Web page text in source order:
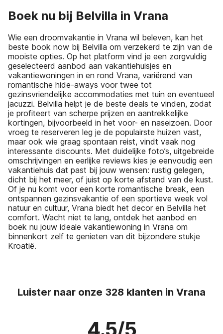
Boek nu bij Belvilla in Vrana
Wie een droomvakantie in Vrana wil beleven, kan het
beste book now bij Belvilla om verzekerd te zijn van de
mooiste opties. Op het platform vind je een zorgvuldig
geselecteerd aanbod aan vakantiehuisjes en
vakantiewoningen in en rond Vrana, variërend van
romantische hide-aways voor twee tot
gezinsvriendelijke accommodaties met tuin en eventueel
jacuzzi. Belvilla helpt je de beste deals te vinden, zodat
je profiteert van scherpe prijzen en aantrekkelijke
kortingen, bijvoorbeeld in het voor- en naseizoen. Door
vroeg te reserveren leg je de populairste huizen vast,
maar ook wie graag spontaan reist, vindt vaak nog
interessante discounts. Met duidelijke foto’s, uitgebreide
omschrijvingen en eerlijke reviews kies je eenvoudig een
vakantiehuis dat past bij jouw wensen: rustig gelegen,
dicht bij het meer, of juist op korte afstand van de kust.
Of je nu komt voor een korte romantische break, een
ontspannen gezinsvakantie of een sportieve week vol
natuur en cultuur, Vrana biedt het decor en Belvilla het
comfort. Wacht niet te lang, ontdek het aanbod en
boek nu jouw ideale vakantiewoning in Vrana om
binnenkort zelf te genieten van dit bijzondere stukje
Kroatië.
Luister naar onze 328 klanten in Vrana